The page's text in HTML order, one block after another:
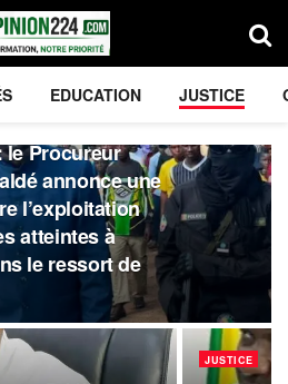
EDUCATION JUSTICE
le Procureur
annonce une
l’exploitation
atteintes à
le ressort de
JUSTICE